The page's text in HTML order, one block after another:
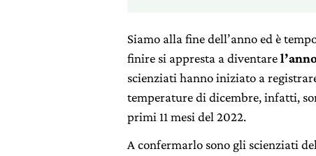
Siamo alla fine dell’anno ed è
finire si appresta a diventare
scienziati hanno iniziato a
temperature di dicembre, infatti,
primi 11 mesi del 2022.
A confermarlo sono gli scienziati